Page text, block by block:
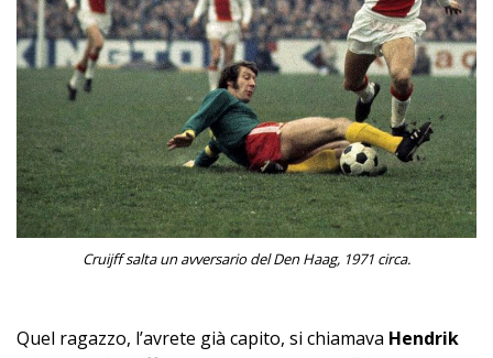
Cruijff salta un avversario del Den Haag, 1971 circa.
Quel ragazzo, l’avrete già capito, si chiamava Hendrik